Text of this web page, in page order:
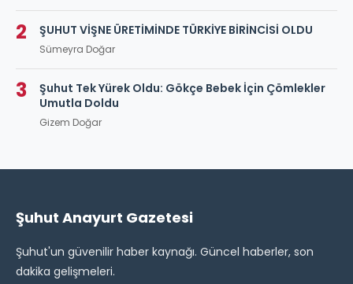
2 ŞUHUT VİŞNE ÜRETİMİNDE TÜRKİYE BİRİNCİSİ OLDU
Sümeyra Doğar
3
Şuhut Tek Yürek Oldu: Gökçe Bebek İçin Çömlekler
Umutla Doldu
Gizem Doğar
Şuhut Anayurt Gazetesi
Şuhut'un güvenilir haber kaynağı. Güncel haberler, son
dakika gelişmeleri.